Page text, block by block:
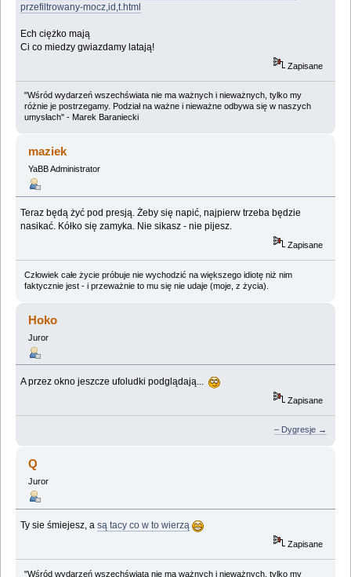
przefiltrowany-mocz,id,t.html
Ech ciężko mają
Ci co miedzy gwiazdamy latają!
Zapisane
"Wśród wydarzeń wszechświata nie ma ważnych i nieważnych, tylko my
różnie je postrzegamy. Podział na ważne i nieważne odbywa się w naszych
umysłach" - Marek Baraniecki
maziek
YaBB Administrator
Teraz będą żyć pod presją. Żeby się napić, najpierw trzeba będzie
nasikać. Kółko się zamyka. Nie sikasz - nie pijesz.
Zapisane
Człowiek całe życie próbuje nie wychodzić na większego idiotę niż nim
faktycznie jest - i przeważnie to mu się nie udaje (moje, z życia).
Hoko
Juror
A przez okno jeszcze ufoludki podglądają...
Zapisane
– Dygresje →
Q
Juror
Ty sie śmiejesz, asą tacy co w to wierzą
Zapisane
"Wśród wydarzeń wszechświata nie ma ważnych i nieważnych, tylko my